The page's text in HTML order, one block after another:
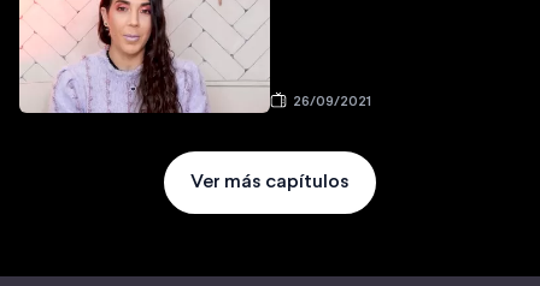
26/09/2021
Ver más capítulos